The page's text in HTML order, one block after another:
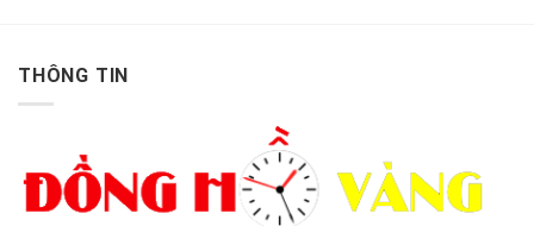
THÔNG TIN